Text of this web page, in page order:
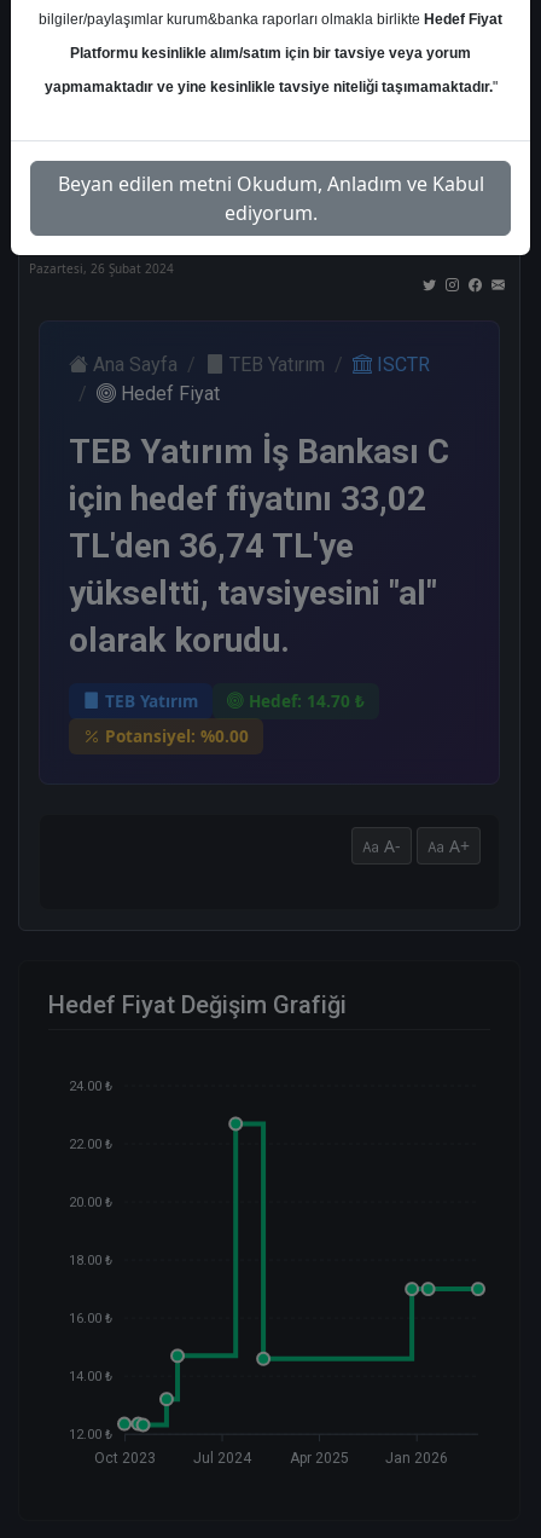
10 1
Paralel
Get.
3
Üstü
Get.
4
Yok
1
2
Pazartesi, 26 Şubat 2024
Ana Sayfa TEB Yatırım
ISCTR
Hedef Fiyat
TEB Yatırım İş Bankası C
için hedef fiyatını 33,02
TL'den 36,74 TL'ye
yükseltti, tavsiyesini "al"
olarak korudu.
TEB Yatırım
Hedef: 14.70 ₺
Potansiyel: %0.00
A- A+
Hedef Fiyat Değişim Grafiği
24.00 ₺
22.00 ₺
20.00 ₺
18.00 ₺
16.00 ₺
14.00 ₺
12.00 ₺
Oct 2023 Jul 2024 Apr 2025 Jan 2026
bilgiler/paylaşımlar kurum&banka raporları olmakla birlikte Hedef Fiyat
Platformu kesinlikle alım/satım için bir tavsiye veya yorum
yapmamaktadır ve yine kesinlikle tavsiye niteliği taşımamaktadır."
Beyan edilen metni Okudum, Anladım ve Kabul
ediyorum.